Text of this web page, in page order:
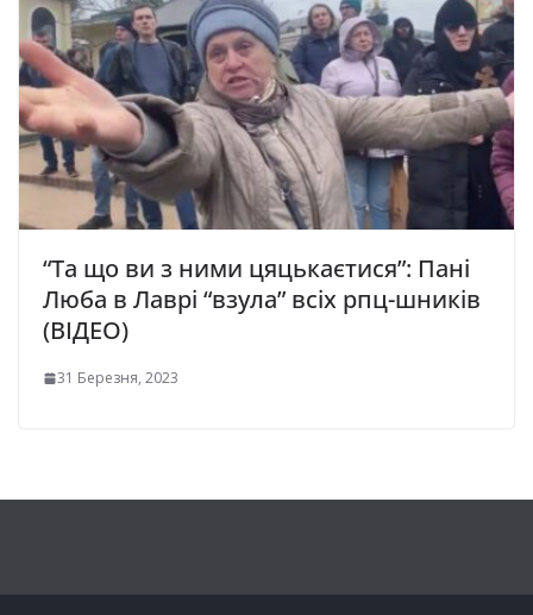
“Та що ви з ними цяцькаєтися”: Пані
Люба в Лавpі “взула” всіх рпц-шників
(ВІДЕО)
31 Березня, 2023